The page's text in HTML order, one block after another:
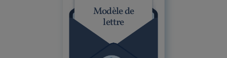
Modèle de
lettre